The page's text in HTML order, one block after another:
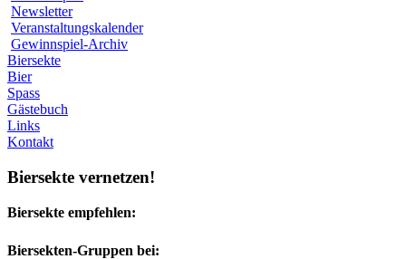
Newsletter
Veranstaltungskalender
Gewinnspiel-Archiv
Biersekte
Bier
Spass
Gästebuch
Links
Kontakt
Biersekte vernetzen!
Biersekte empfehlen:
Biersekten-Gruppen bei: